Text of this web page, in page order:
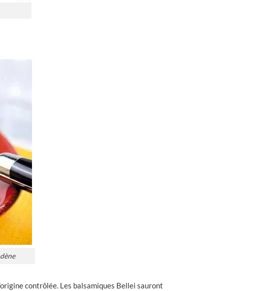
contrôlée. Les balsamiques Bellei sauront